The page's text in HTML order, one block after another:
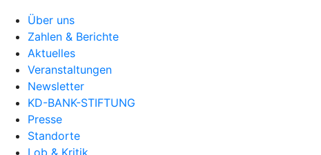
Über uns
Zahlen & Berichte
Aktuelles
Veranstaltungen
Newsletter
KD-BANK-STIFTUNG
Presse
Standorte
Lob & Kritik